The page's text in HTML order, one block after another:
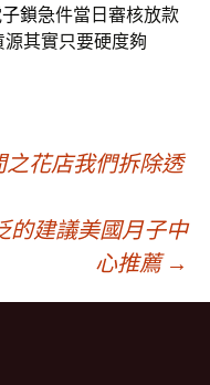
鎖急件當日審核放款
源其實只要硬度夠
花店我們拆除透
的建議美國月子中
心推薦 →